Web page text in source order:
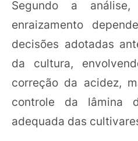
Segundo a
enraizamento
decisões adotadas
da cultura,
correção da acidez,
controle da lâmina
adequada das